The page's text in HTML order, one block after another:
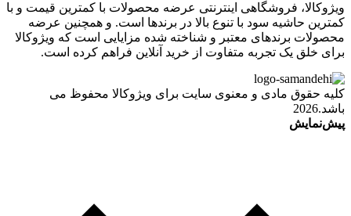
ویژوکالا، فروشگاهی اینترنتی عرضه محصولات با کمترین قیمت و با
کمترین حاشیه سود با تنوع بالا در برندها است. و همچنین عرضه
محصولات برندهای معتبر و شناخته شده مزایایی است که ویژوکالا
برای خلق یک تجربه متفاوت از خرید آنلاین فراهم کرده است.
کلیه حقوق مادی و معنوی سایت برای ویژوکالا محفوظ می
باشد.2026
پیش‌نمایش